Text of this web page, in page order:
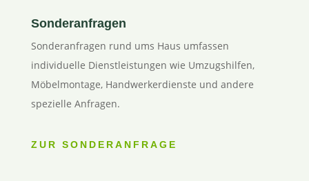
Sonderanfragen
Sonderanfragen rund ums Haus umfassen
individuelle Dienstleistungen wie Umzugshilfen,
Möbelmontage, Handwerkerdienste und andere
spezielle Anfragen.
ZUR SONDERANFRAGE